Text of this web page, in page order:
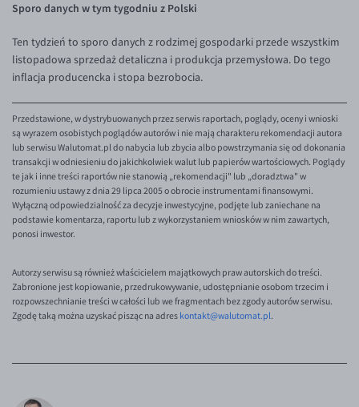
Sporo danych w tym tygodniu z Polski
Ten tydzień to sporo danych z rodzimej gospodarki przede wszystkim
listopadowa sprzedaż detaliczna i produkcja przemysłowa. Do tego
inflacja producencka i stopa bezrobocia.
Przedstawione, w dystrybuowanych przez serwis raportach, poglądy, oceny i wnioski
są wyrazem osobistych poglądów autorów i nie mają charakteru rekomendacji autora
lub serwisu Walutomat.pl do nabycia lub zbycia albo powstrzymania się od dokonania
transakcji w odniesieniu do jakichkolwiek walut lub papierów wartościowych. Poglądy
te jak i inne treści raportów nie stanowią „rekomendacji" lub „doradztwa" w
rozumieniu ustawy z dnia 29 lipca 2005 o obrocie instrumentami finansowymi.
Wyłączną odpowiedzialność za decyzje inwestycyjne, podjęte lub zaniechane na
podstawie komentarza, raportu lub z wykorzystaniem wniosków w nim zawartych,
ponosi inwestor.
Autorzy serwisu są również właścicielem majątkowych praw autorskich do treści.
Zabronione jest kopiowanie, przedrukowywanie, udostępnianie osobom trzecim i
rozpowszechnianie treści w całości lub we fragmentach bez zgody autorów serwisu.
Zgodę taką można uzyskać pisząc na adres kontakt@walutomat.pl.